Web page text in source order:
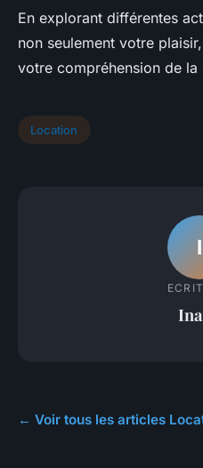
En explorant différentes
non seulement votre
votre compréhension de
Location
I
← Voir tous les articles